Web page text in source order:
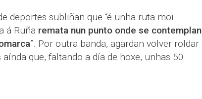
deportes subliñan que “é unha ruta moi
á Ruña remata nun punto onde se contemplan
”. Por outra banda, agardan volver roldar
que, faltando a día de hoxe, unhas 50